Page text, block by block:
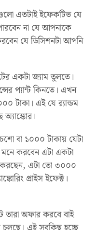
এতটাই ইফেকটিভ যে
না যে আপনাকে
যে ডিসিশনটা আপনি
একটা জ্যাম তুলতে।
প্যান্ট কিনতে। এখন
টাকা। এই যে র‍্যান্ডম
অ্যাঙ্কোর।
বা ১০০০ টাকায় যেটা
করবেন এটা একটা
এটা তো ৩০০০
প্রাইস ইফেক্ট।
তারা অফার করবে বাই